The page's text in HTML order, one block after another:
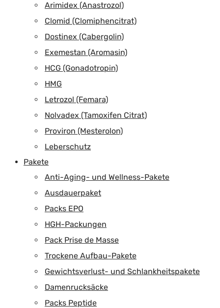
Arimidex (Anastrozol)
Clomid (Clomiphencitrat)
Dostinex (Cabergolin)
Exemestan (Aromasin)
HCG (Gonadotropin)
HMG
Letrozol (Femara)
Nolvadex (Tamoxifen Citrat)
Proviron (Mesterolon)
Leberschutz
Pakete
Anti-Aging- und Wellness-Pakete
Ausdauerpaket
Packs EPO
HGH-Packungen
Pack Prise de Masse
Trockene Aufbau-Pakete
Gewichtsverlust- und Schlankheitspakete
Damenrucksäcke
Packs Peptide